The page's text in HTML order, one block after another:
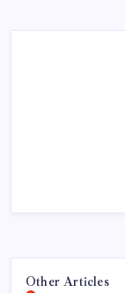
Other Articles